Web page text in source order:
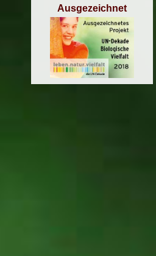
Ausgezeichnet